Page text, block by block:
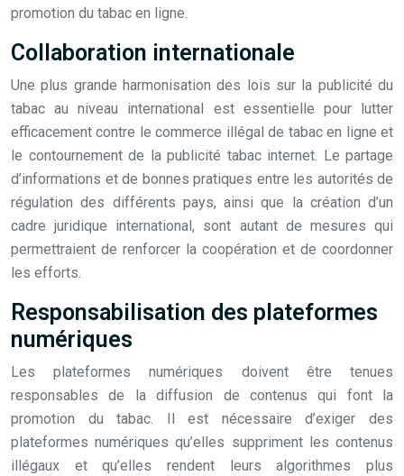
promotion du tabac en ligne.
Collaboration internationale
Une plus grande harmonisation des lois sur la publicité du
tabac au niveau international est essentielle pour lutter
efficacement contre le commerce illégal de tabac en ligne et
le contournement de la publicité tabac internet. Le partage
d’informations et de bonnes pratiques entre les autorités de
régulation des différents pays, ainsi que la création d’un
cadre juridique international, sont autant de mesures qui
permettraient de renforcer la coopération et de coordonner
les efforts.
Responsabilisation des plateformes
numériques
Les plateformes numériques doivent être tenues
responsables de la diffusion de contenus qui font la
promotion du tabac. Il est nécessaire d’exiger des
plateformes numériques qu’elles suppriment les contenus
illégaux et qu’elles rendent leurs algorithmes plus